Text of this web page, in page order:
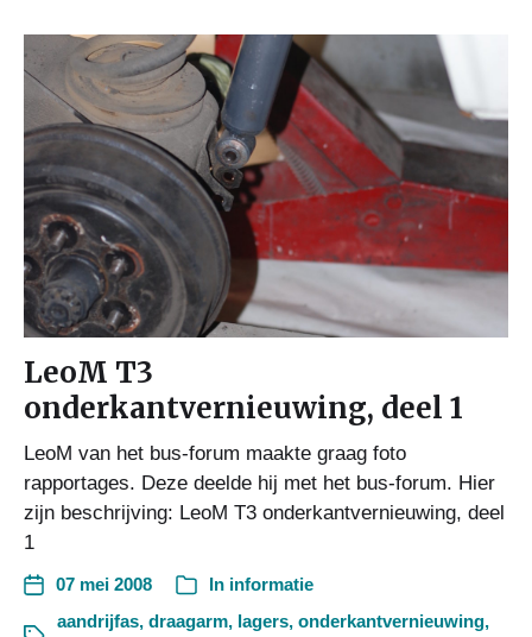
LeoM T3
onderkantvernieuwing, deel 1
LeoM van het bus-forum maakte graag foto
rapportages. Deze deelde hij met het bus-forum. Hier
zijn beschrijving: LeoM T3 onderkantvernieuwing, deel
1
07 mei 2008 In informatie
aandrijfas, draagarm, lagers, onderkantvernieuwing,